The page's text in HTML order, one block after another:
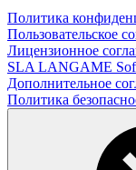
Политика
Пользовательское
Лицензионное
SLA LANGAME
Дополнительное
Политика